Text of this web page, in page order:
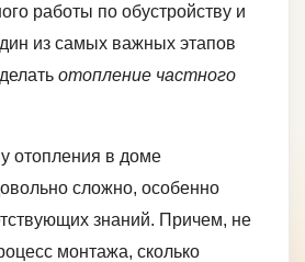
работы по обустройству и
из самых важных этапов
отопление частного
отопления в доме
сложно, особенно
знаний. Причем, не
монтажа, сколько